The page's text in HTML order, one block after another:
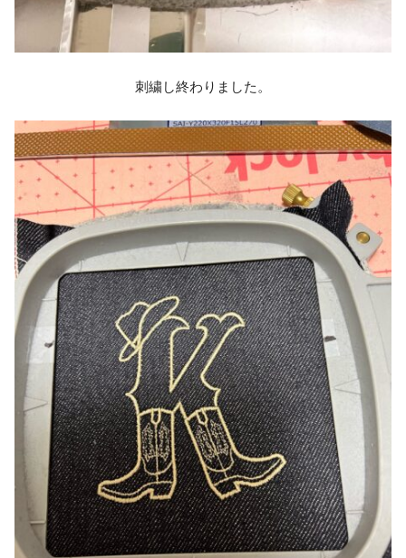
刺繍し終わりました。